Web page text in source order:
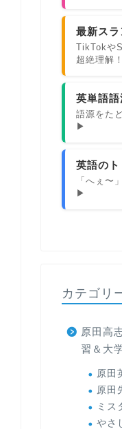
最新ス
TikTokや
超絶理解
英単語語
語源をた
▶
英語のト
「へぇ〜
▶
カテゴリ
原田高
習＆大
原田
原田
ミス
やさ